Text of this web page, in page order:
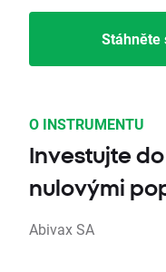
Stáhněte
O INSTRUMENTU
Investujte
nulovými
Abivax SA